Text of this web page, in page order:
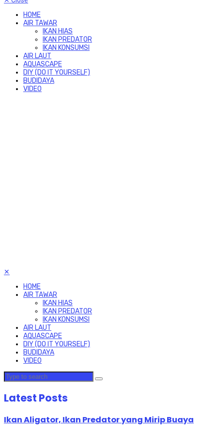
HOME
AIR TAWAR
IKAN HIAS
IKAN PREDATOR
IKAN KONSUMSI
AIR LAUT
AQUASCAPE
DIY (DO IT YOURSELF)
BUDIDAYA
VIDEO
✕
HOME
AIR TAWAR
IKAN HIAS
IKAN PREDATOR
IKAN KONSUMSI
AIR LAUT
AQUASCAPE
DIY (DO IT YOURSELF)
BUDIDAYA
VIDEO
Latest Posts
Ikan Aligator, Ikan Predator yang Mirip Buaya